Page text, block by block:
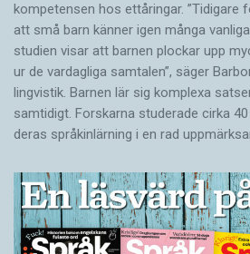
kompetensen hos ettåringar. ”Tidigare
att små barn känner igen många
studien visar att barnen plockar upp
ur de vardagliga samtalen”, säger
lingvistik. Barnen lär sig komplexa
samtidigt. Forskarna studerade cirka
deras språkinlärning i en rad